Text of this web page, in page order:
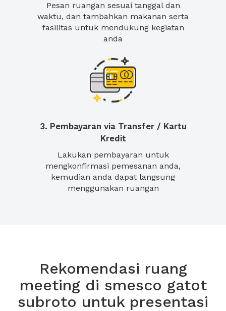
Pesan ruangan sesuai tanggal dan
waktu, dan tambahkan makanan serta
fasilitas untuk mendukung kegiatan
anda
3. Pembayaran via Transfer / Kartu
Kredit
Lakukan pembayaran untuk
mengkonfirmasi pemesanan anda,
kemudian anda dapat langsung
menggunakan ruangan
Rekomendasi ruang
meeting di smesco gatot
subroto untuk presentasi